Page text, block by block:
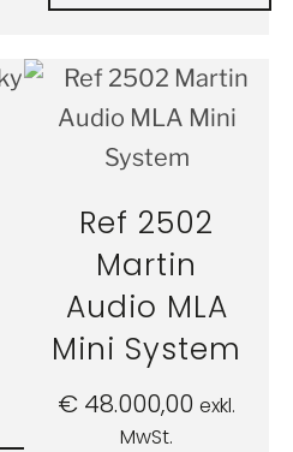
Ref 2502
Martin
Audio MLA
Mini System
€ 48.000,00 exkl.
MwSt.